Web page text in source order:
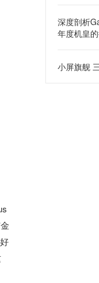
深度剖析
年度机皇
小屏旗舰